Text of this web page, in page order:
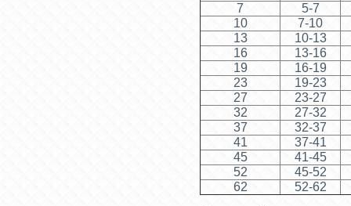
7
5-7
10
7-10
13
10-13
16
13-16
19
16-19
23
19-23
27
23-27
32
27-32
37
32-37
41
37-41
45
41-45
52
45-52
62
52-62